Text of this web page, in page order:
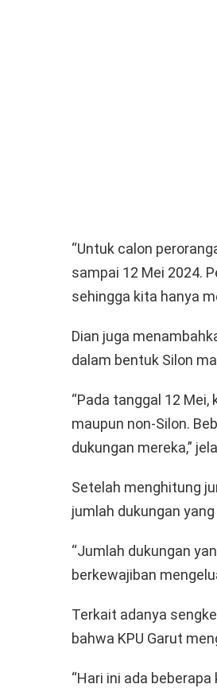
“Untuk calon
sampai 12 Mei 2024.
sehingga kita hanya
Dian juga
dalam bentuk Silon
“Pada tanggal 12
maupun non-Silon.
dukungan mereka,”
Setelah menghitung
jumlah dukungan
“Jumlah dukungan
berkewajiban
Terkait adanya
bahwa KPU Garut
“Hari ini ada